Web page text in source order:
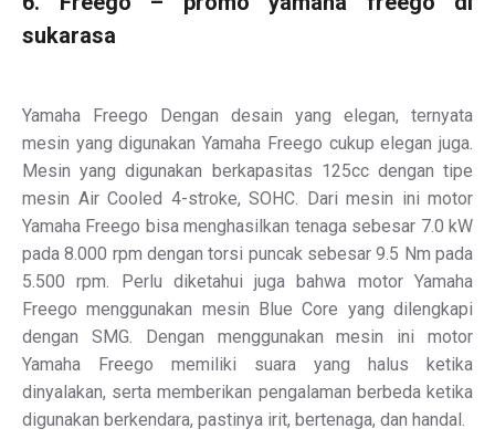
sukarasa
Yamaha Freego Dengan desain yang elegan, ternyata
mesin yang digunakan Yamaha Freego cukup elegan juga.
Mesin yang digunakan berkapasitas 125cc dengan tipe
mesin Air Cooled 4-stroke, SOHC. Dari mesin ini motor
Yamaha Freego bisa menghasilkan tenaga sebesar 7.0 kW
pada 8.000 rpm dengan torsi puncak sebesar 9.5 Nm pada
5.500 rpm. Perlu diketahui juga bahwa motor Yamaha
Freego menggunakan mesin Blue Core yang dilengkapi
dengan SMG. Dengan menggunakan mesin ini motor
Yamaha Freego memiliki suara yang halus ketika
dinyalakan, serta memberikan pengalaman berbeda ketika
digunakan berkendara, pastinya irit, bertenaga, dan handal.